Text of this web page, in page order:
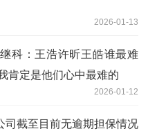
2026-01-13
科：王浩许昕王皓谁最难
肯定是他们心中最难的
2026-01-12
司截至目前无逾期担保情况